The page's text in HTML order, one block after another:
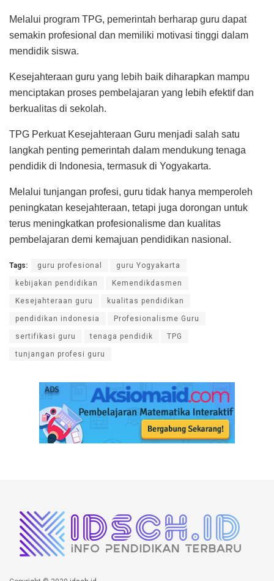
Melalui program TPG, pemerintah berharap guru dapat
semakin profesional dan memiliki motivasi tinggi dalam
mendidik siswa.
Kesejahteraan guru yang lebih baik diharapkan mampu
menciptakan proses pembelajaran yang lebih efektif dan
berkualitas di sekolah.
TPG Perkuat Kesejahteraan Guru menjadi salah satu
langkah penting pemerintah dalam mendukung tenaga
pendidik di Indonesia, termasuk di Yogyakarta.
Melalui tunjangan profesi, guru tidak hanya memperoleh
peningkatan kesejahteraan, tetapi juga dorongan untuk
terus meningkatkan profesionalisme dan kualitas
pembelajaran demi kemajuan pendidikan nasional.
Tags: guru profesional guru Yogyakarta
kebijakan pendidikan Kemendikdasmen
Kesejahteraan guru kualitas pendidikan
pendidikan indonesia Profesionalisme Guru
sertifikasi guru tenaga pendidik TPG
tunjangan profesi guru